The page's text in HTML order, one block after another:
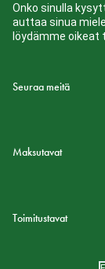
Onko sinulla
auttaa sinua
löydämme oikeat
Seuraa meitä
Maksutavat
Toimitustavat